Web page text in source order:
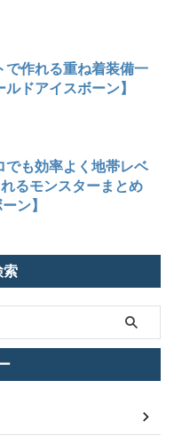
で作れる重ね着装備一
ドアイスボーン】
でも効率よく地帯レベ
るモンスターまとめ
ン】
索